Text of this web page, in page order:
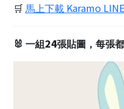
🛒 馬上下載 Karamo LINE
🐰 一組 24張貼圖，每張